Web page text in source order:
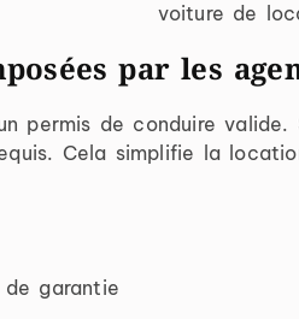
par les
permis de conduire
Cela simplifie la
garantie